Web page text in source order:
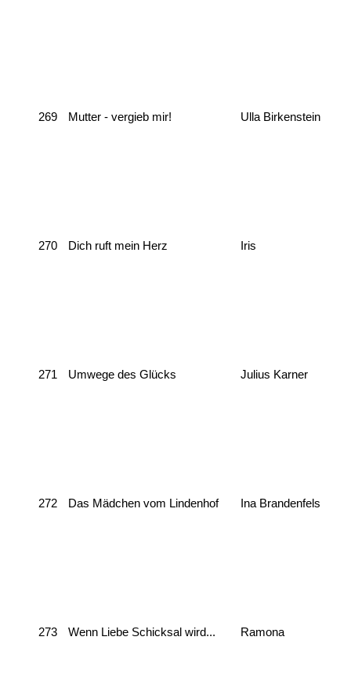
269 Mutter - vergieb mir! Ulla Birkenstein
270 Dich ruft mein Herz Iris
271 Umwege des Glücks Julius Karner
272 Das Mädchen vom Lindenhof Ina Brandenfels
273 Wenn Liebe Schicksal wird... Ramona